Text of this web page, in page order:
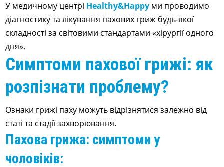
У медичному центрі Healthy&Happy ми проводимо
діагностику та лікування пахових гриж будь-якої
складності за світовими стандартами «хірургії одного
дня».
Симптоми пахової грижі: як
розпізнати проблему?
Ознаки грижі паху можуть відрізнятися залежно від
статі та стадії захворювання.
Пахова грижа: симптоми у
чоловіків: